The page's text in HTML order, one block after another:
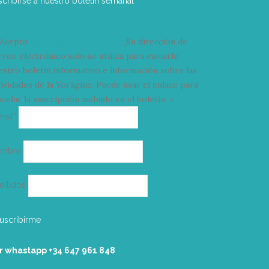
Acepto
Su dirección de
electrónico solo se utiliza para enviarle
boletín informativo e información sobre las
de la Vorágine. Puede usar el enlace para
la suscripción incluido en el boletín. >
electrónico
whastapp +34 ‭647 961 848‬